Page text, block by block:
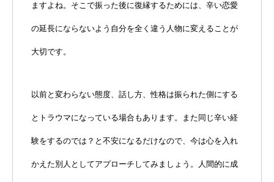
ますよね。そこで振った後に復縁するためには、辛い恋愛
の延長にならないよう自分を全く違う人物に変えることが
大切です。
以前と変わらない態度、話し方、性格は振られた側にする
とトラウマになっている場合もあります。また同じ辛い経
験をするのでは？と不安になるだけなので、今は心を入れ
かえた別人としてアプローチしてみましょう。人間的に成